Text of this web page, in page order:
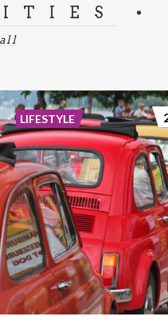
all
LIFESTYLE